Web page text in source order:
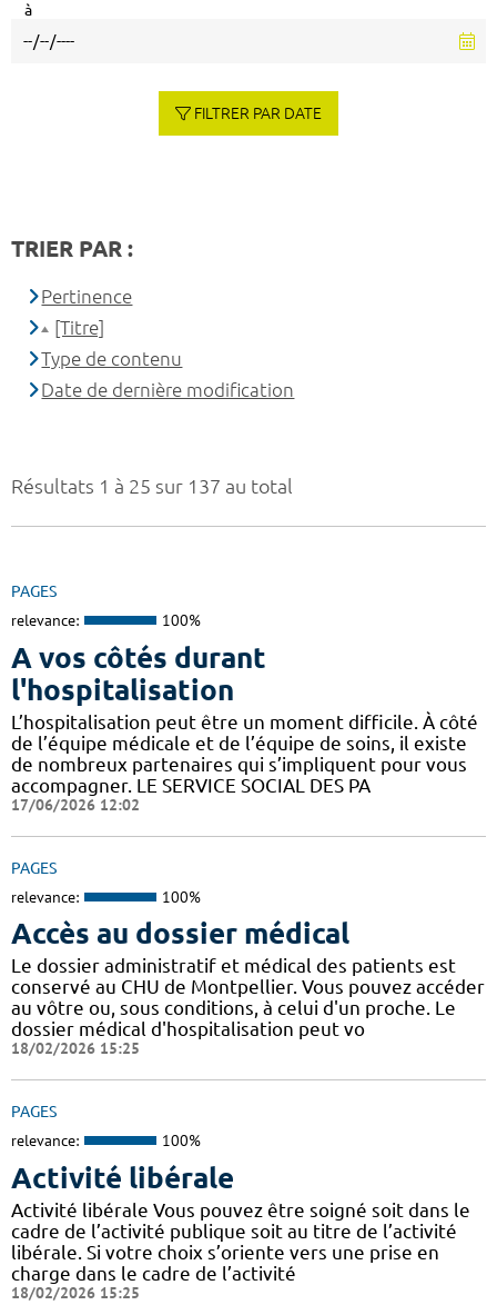
Résultats 1 à 25 sur 137 au total
PAGES
relevance: 100%
A vos côtés durant
l'hospitalisation
L’hospitalisation peut être un moment difficile. À côté
de l’équipe médicale et de l’équipe de soins, il existe
de nombreux partenaires qui s’impliquent pour vous
accompagner. LE SERVICE SOCIAL DES PA
17/06/2026 12:02
PAGES
relevance: 100%
Accès au dossier médical
Le dossier administratif et médical des patients est
conservé au CHU de Montpellier. Vous pouvez accéder
au vôtre ou, sous conditions, à celui d'un proche. Le
dossier médical d'hospitalisation peut vo
18/02/2026 15:25
PAGES
relevance: 100%
Activité libérale
Activité libérale Vous pouvez être soigné soit dans le
cadre de l’activité publique soit au titre de l’activité
libérale. Si votre choix s’oriente vers une prise en
charge dans le cadre de l’activité
18/02/2026 15:25
à
FILTRER PAR DATE
TRIER PAR :
Pertinence
[Titre]
Type de contenu
Date de dernière modification